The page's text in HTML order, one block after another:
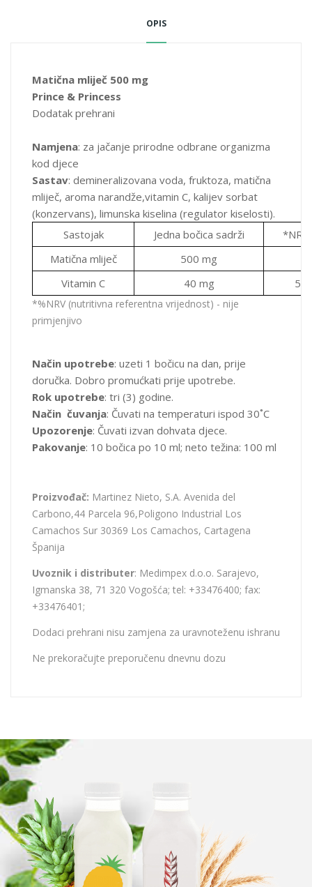
Parcela 96,Poligono Industrial Los Camachos Sur 30369 Los
Camachos, Cartagena Španija
Uvoznik i distributer : Medimpex d.o.o. Sarajevo, Igmanska 38,
Dodaci prehrani nisu zamjena za uravnoteženu ishranu
Ne prekoračujte preporučenu dnevnu dozu
OPIS
Matična mliječ 500 mg
Prince & Princess
Dodatak prehrani
Namjena: za jačanje prirodne odbrane organizma
kod djece
Sastav: demineralizovana voda, fruktoza, matična
mliječ, aroma narandže,vitamin C, kalijev sorbat
(konzervans), limunska kiselina (regulator kiselosti).
Sastojak
Jedna bočica sadrži
Matična mliječ
500 mg
Vitamin C
40 mg 50
*%NRV (nutritivna referentna vrijednost) - nije
primjenjivo
Način upotrebe: uzeti 1 bočicu na dan, prije
doručka. Dobro promućkati prije upotrebe.
Rok upotrebe: tri (3) godine.
Način čuvanja: Čuvati na temperaturi ispod 30˚C
Upozorenje: Čuvati izvan dohvata djece.
Pakovanje: 10 bočica po 10 ml; neto težina: 100 ml
Proizvođač: Martinez Nieto, S.A. Avenida del
Carbono,44 Parcela 96,Poligono Industrial Los
Camachos Sur 30369 Los Camachos, Cartagena
Španija
Uvoznik i distributer: Medimpex d.o.o. Sarajevo,
Igmanska 38, 71 320 Vogošća; tel: +33476400; fax:
+33476401;
Dodaci prehrani nisu zamjena za uravnoteženu ishranu
Ne prekoračujte preporučenu dnevnu dozu